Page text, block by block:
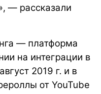
— рассказали
— платформа
на интеграции в
2019 г. и в
от YouTube